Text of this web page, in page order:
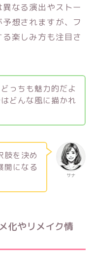
なる演出やストー
想されますが、フ
楽しみ方も注目さ
っちも魅力的だよ
どんな風に描かれ
サナ
肢を決め
開になる
化やリメイク情